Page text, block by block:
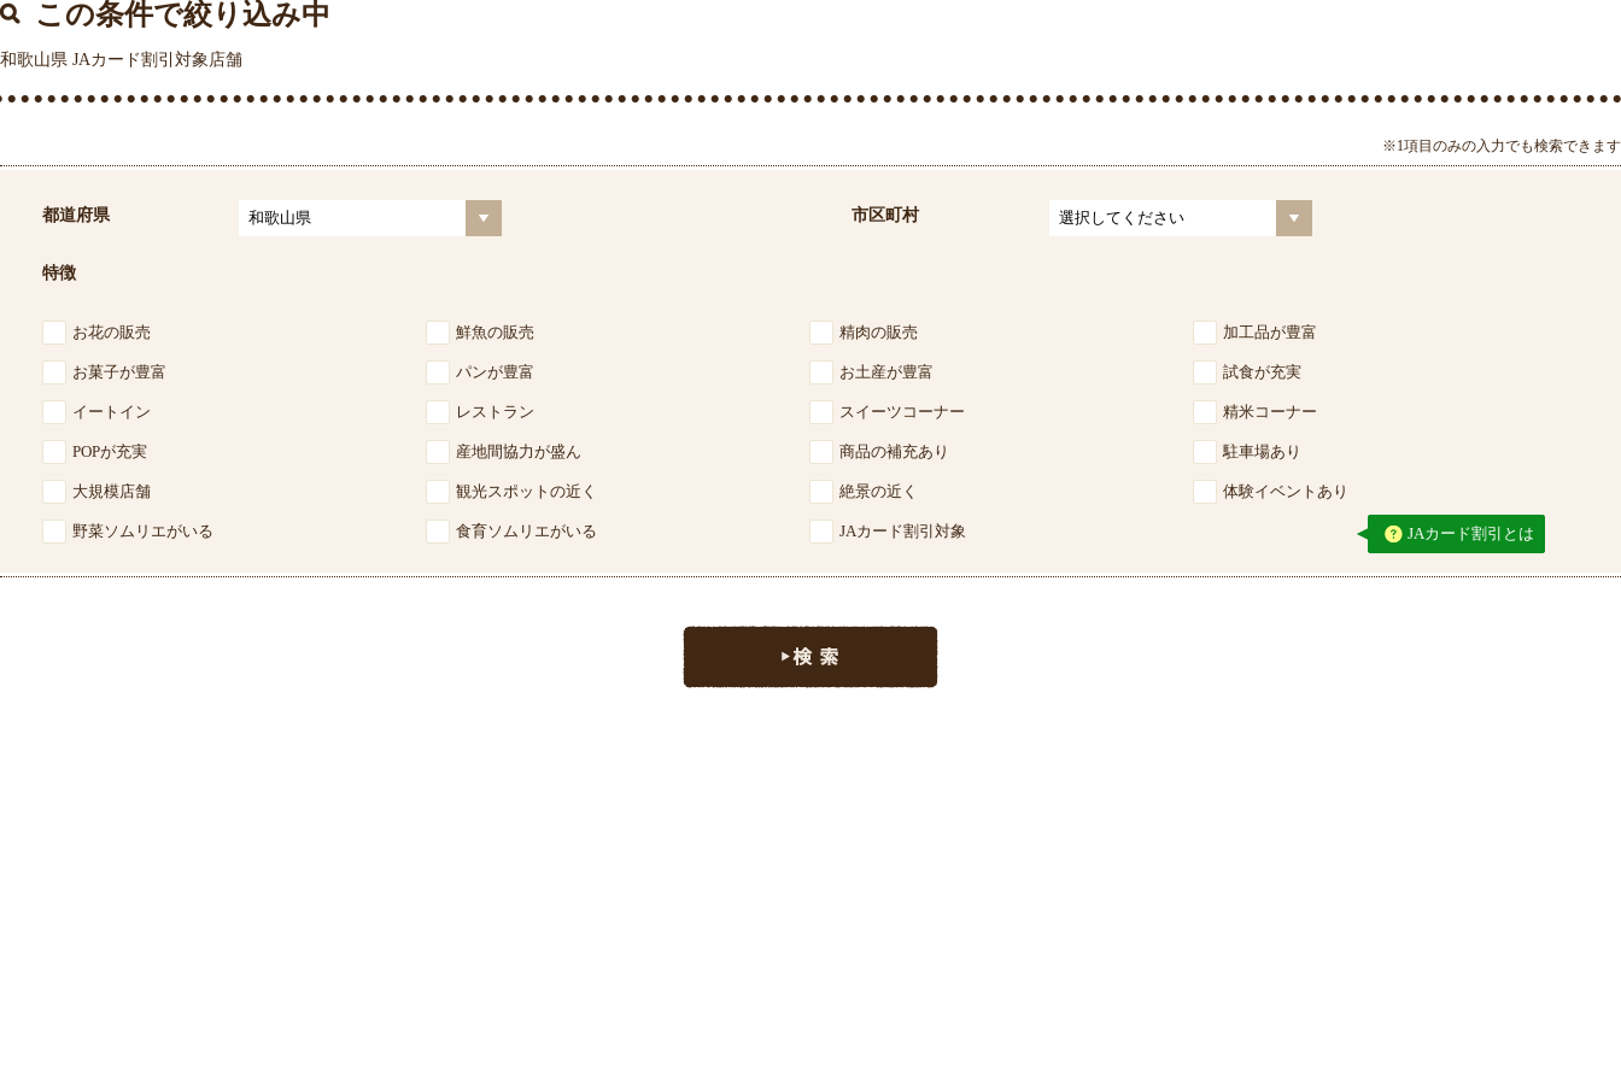
この条件で絞り込み中
和歌山県 JAカード割引対象店舗
※1項目のみの入力でも検索できます
都道府県 市区町村
特徴
お花の販売 鮮魚の販売 精肉の販売 加工品が豊富
お菓子が豊富 パンが豊富 お土産が豊富 試食が充実
イートイン レストラン スイーツコーナー 精米コーナー
POPが充実 産地間協力が盛ん 商品の補充あり 駐車場あり
大規模店舗 観光スポットの近く 絶景の近く 体験イベントあり
野菜ソムリエがいる 食育ソムリエがいる JAカード割引対象 JAカード割引とは